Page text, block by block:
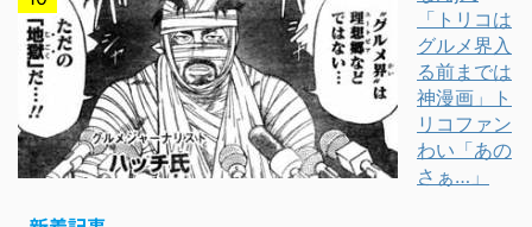
「トリコは
グルメ界入
る前までは
神漫画」ト
リコファン
わい「あの
さぁ…」